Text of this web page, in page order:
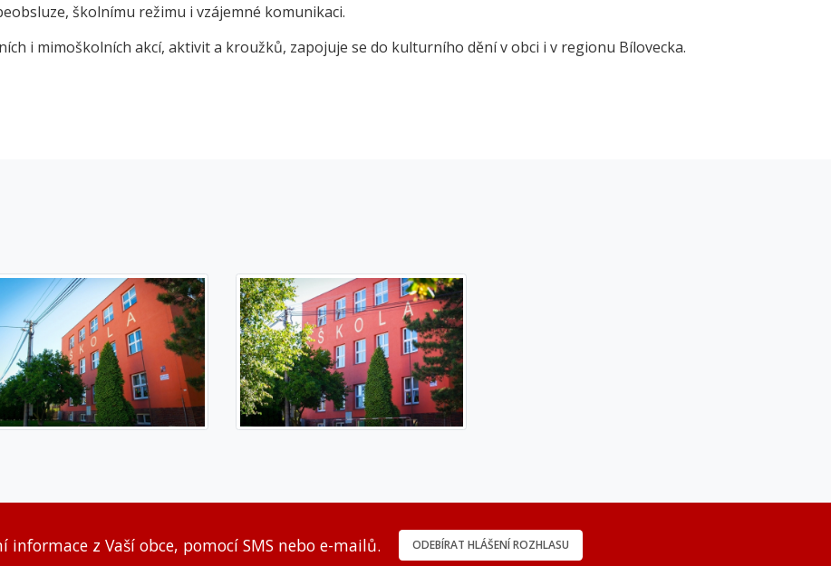
školnímu režimu i vzájemné komunikaci.
i mimoškolních akcí, aktivit a kroužků, zapojuje se do kulturního dění v obci i v regionu Bílovecka.
informace z Vaší obce, pomocí SMS nebo e-mailů. ODEBÍRAT HLÁŠENÍ ROZHLASU